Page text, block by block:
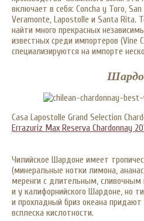
включает в себя: Concha y Toro,
Veramonte, Lapostolle и Santa
найти много прекрасных
известных среди импортеров (Vine
специализируются на импорте
Casa Lapostolle Grand Selection
Errazuriz Max Reserva Chardonnay
Чилийское Шардоне имеет
(минеральные нотки лимона,
меренги с длительным, сливочным
и у калифорнийского Шардоне, но
и прохладный бриз океана
всплеска кислотности.